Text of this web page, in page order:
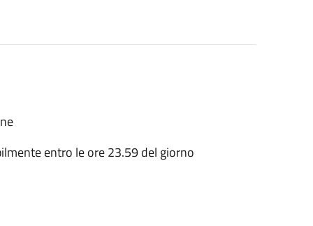
entro le ore 23.59 del giorno